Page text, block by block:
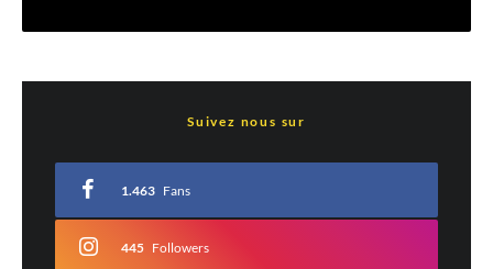
*
Commentaire*
Suivez nous sur
1.463 Fans
445 Followers